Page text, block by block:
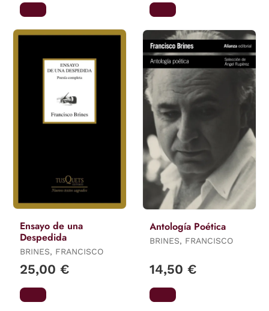
Ensayo de una
Despedida
BRINES, FRANCISCO
25,00 €
Antología Poética
BRINES, FRANCISCO
14,50 €